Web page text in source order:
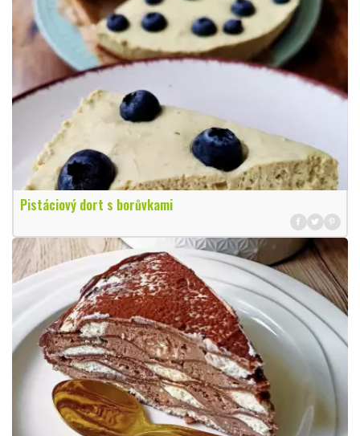
Pistáciový dort s borůvkami